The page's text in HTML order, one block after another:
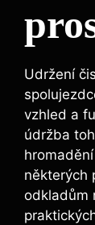
Udržení
vzhled a
údržba
některých
odkladům